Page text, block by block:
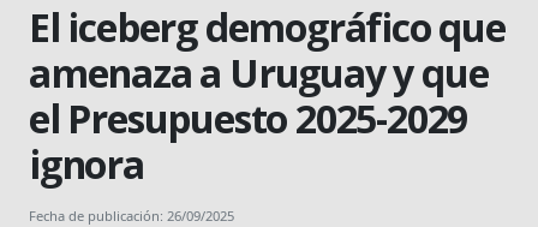
El iceberg demográfico que
amenaza a Uruguay y que
el Presupuesto 2025-2029
ignora
Fecha de publicación: 26/09/2025